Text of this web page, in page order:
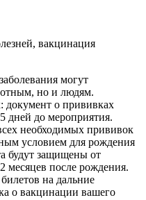
вакцинация
могут
но и людям.
документ о прививках
дней до мероприятия.
необходимых прививок
условием для рождения
будут защищены от
месяцев после рождения.
на дальние
о вакцинации вашего